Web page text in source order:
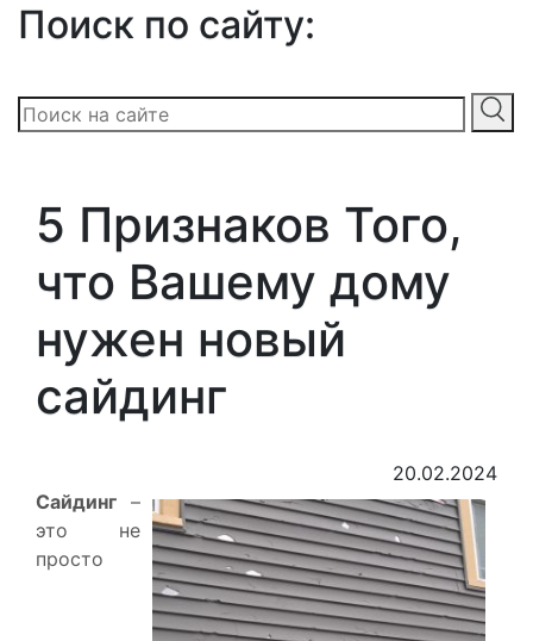
Поиск по сайту:
5 Признаков Того,
что Вашему дому
нужен новый
сайдинг
20.02.2024
Сайдинг –
это не
просто